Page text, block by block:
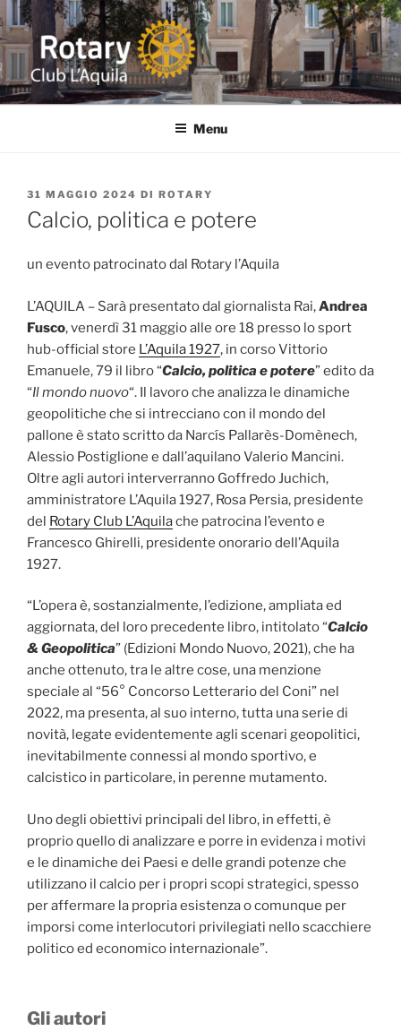
Salta
al
contenuto
ROTARY L'AQUILA
Distretto 2090 ITALIA Abruzzo-Marche-Molise-Umbria
Menu
PUBBLICATO
IL
31 MAGGIO 2024 DI ROTARY
Calcio, politica e potere
un evento patrocinato dal Rotary l’Aquila
L’AQUILA – Sarà presentato dal giornalista Rai,Andrea
Fusco, venerdì 31 maggio alle ore 18 presso lo sport
hub-official store L’Aquila 1927, in corso Vittorio
Emanuele, 79 il libro “Calcio, politica e potere” edito da
“Il mondo nuovo“. Il lavoro che analizza le dinamiche
geopolitiche che si intrecciano con il mondo del
pallone è stato scritto da Narcís Pallarès-Domènech,
Alessio Postiglione e dall’aquilano Valerio Mancini.
Oltre agli autori interverranno Goffredo Juchich,
amministratore L’Aquila 1927, Rosa Persia, presidente
del Rotary Club L’Aquilache patrocina l’evento e
Francesco Ghirelli, presidente onorario dell’Aquila
1927.
“L’opera è, sostanzialmente, l’edizione, ampliata ed
aggiornata, del loro precedente libro, intitolato “Calcio
& Geopolitica” (Edizioni Mondo Nuovo, 2021), che ha
anche ottenuto, tra le altre cose, una menzione
speciale al “56° Concorso Letterario del Coni” nel
2022, ma presenta, al suo interno, tutta una serie di
novità, legate evidentemente agli scenari geopolitici,
inevitabilmente connessi al mondo sportivo, e
calcistico in particolare, in perenne mutamento.
Uno degli obiettivi principali del libro, in effetti, è
proprio quello di analizzare e porre in evidenza i motivi
e le dinamiche dei Paesi e delle grandi potenze che
utilizzano il calcio per i propri scopi strategici, spesso
per affermare la propria esistenza o comunque per
imporsi come interlocutori privilegiati nello scacchiere
politico ed economico internazionale”.
Gli autori